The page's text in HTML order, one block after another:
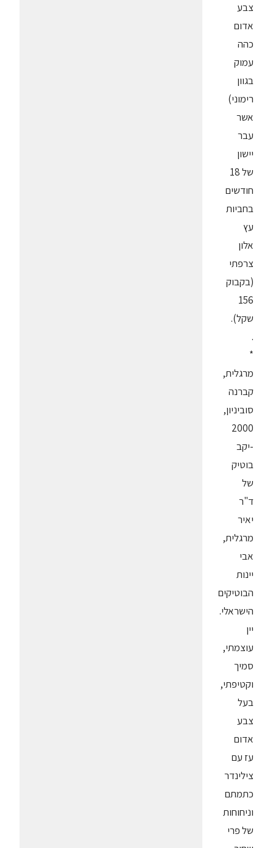
צבע
אדום
כהה
עמוק
בגוון
רימוני)
אשר
עבר
יישון
של 18
חודשים
בחביות
עץ
אלון
צרפתי
(בקבוק
156
שקל).
.
*
מרגלית,
קברנה
סוביניון,
2000
-יקב
בוטיק
של
ד"ר
יאיר
מרגלית,
אבי
יינות
הבוטיקים
הישראלי.
יין
עוצמתי,
סמיך
וקטיפתי,
בעל
צבע
אדום
עז עם
צילינדר
כתמתם
וניחוחות
של פרי